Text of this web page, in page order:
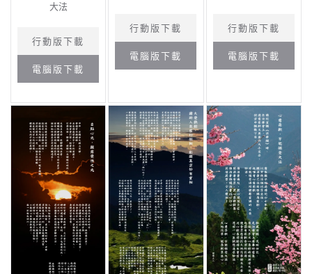
大法
行動版下載
電腦版下載
行動版下載
電腦版下載
行動版下載
電腦版下載